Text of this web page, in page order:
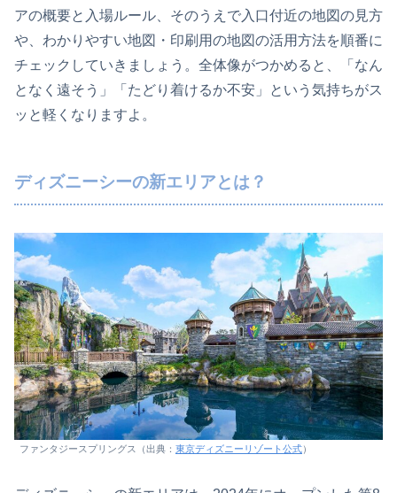
アの概要と入場ルール、そのうえで入口付近の地図の見方
や、わかりやすい地図・印刷用の地図の活用方法を順番に
チェックしていきましょう。全体像がつかめると、「なん
となく遠そう」「たどり着けるか不安」という気持ちがス
ッと軽くなりますよ。
ディズニーシーの新エリアとは？
ファンタジースプリングス（出典： 東京ディズニーリゾート公式）